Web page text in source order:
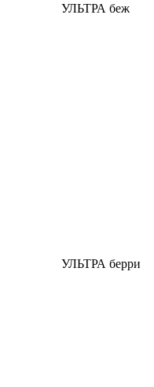
УЛЬТРА беж
УЛЬТРА берри